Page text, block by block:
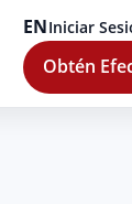
ENIniciar
Obtén